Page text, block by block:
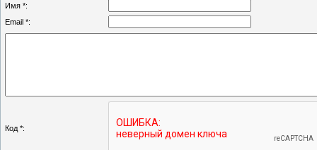
Имя *:
Email *:
Код *: